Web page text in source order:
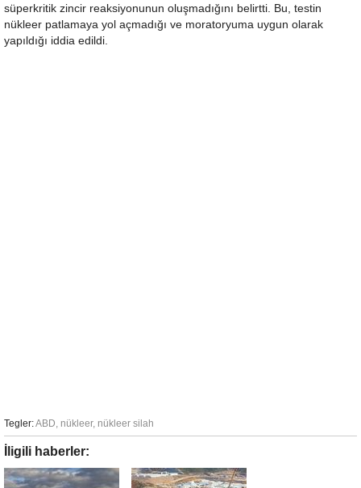
süperkritik zincir reaksiyonunun oluşmadığını belirtti. Bu, testin
nükleer patlamaya yol açmadığı ve moratoryuma uygun olarak
yapıldığı iddia edildi.
Tegler:ABD, nükleer, nükleer silah
İligili haberler: